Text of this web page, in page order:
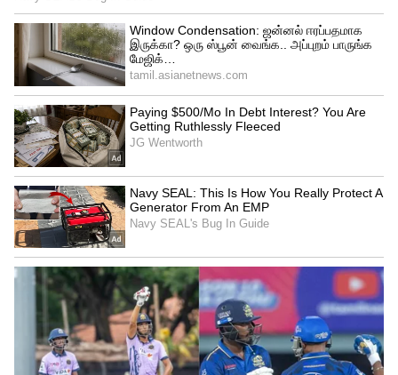
4
4
வெள்ளி விலை 50 காசுகள் குறைந்து கிராம்
வெள்ளி ரூ.79.00க்கு விற்பனை